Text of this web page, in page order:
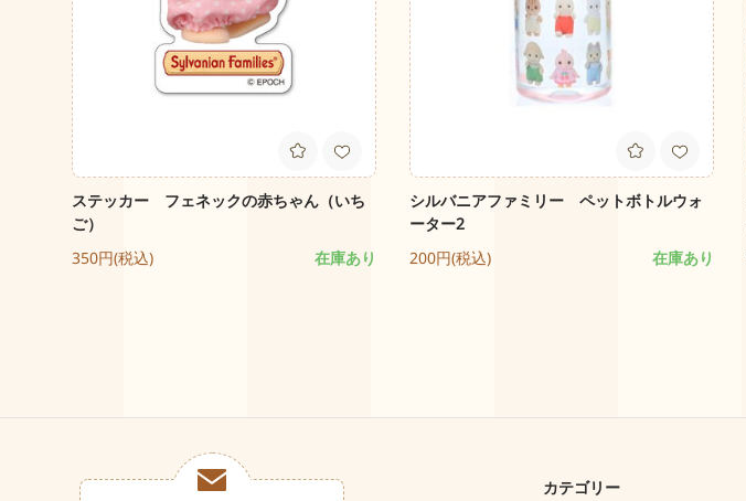
ステッカー フェネックの赤ちゃん（いち
ご）
350円(税込)
在庫あり
シルバニアファミリー ペットボトルウォ
ーター2
200円(税込)
在庫あり
カテゴリー